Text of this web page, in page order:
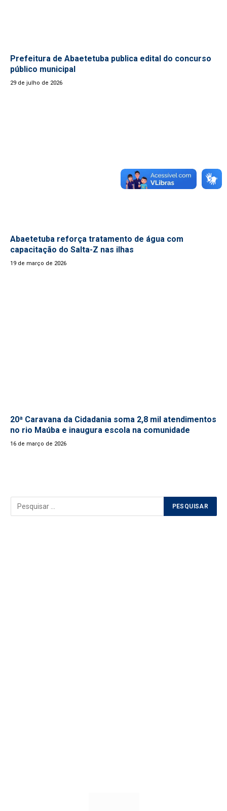
Prefeitura de Abaetetuba publica edital do concurso
público municipal
29 de julho de 2026
Abaetetuba reforça tratamento de água com
capacitação do Salta-Z nas ilhas
19 de março de 2026
20ª Caravana da Cidadania soma 2,8 mil atendimentos
no rio Maúba e inaugura escola na comunidade
16 de março de 2026